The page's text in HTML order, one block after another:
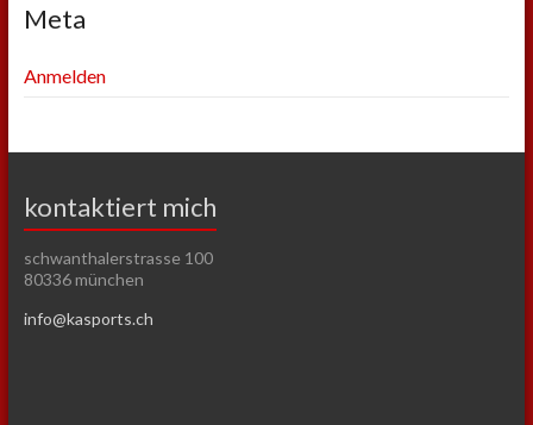
Meta
Anmelden
kontaktiert mich
schwanthalerstrasse 100
80336 münchen
info@kasports.ch